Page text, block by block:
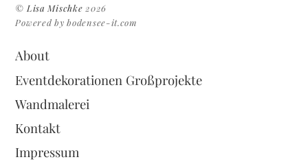
© Lisa Mischke 2026
Powered by bodensee-it.com
About
Eventdekorationen Großprojekte
Wandmalerei
Kontakt
Impressum